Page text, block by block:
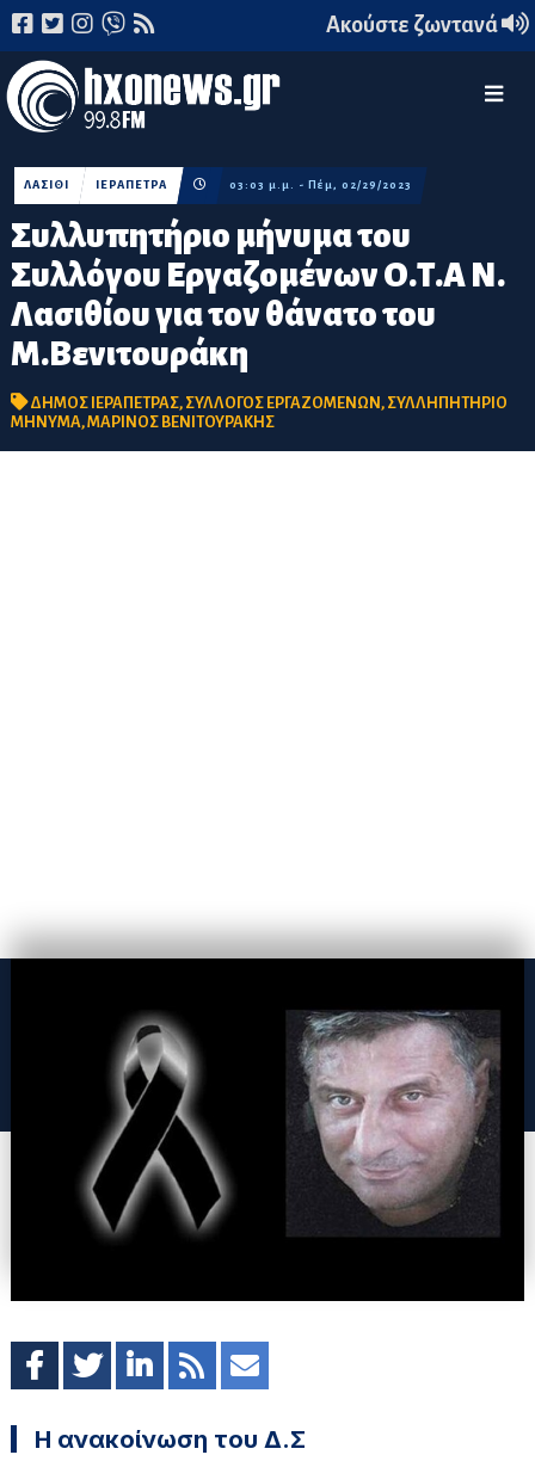
Ακούστε ζωντανά
Συλλυπητήριο μήνυμα του
Συλλόγου Εργαζομένων Ο.Τ.Α Ν.
Λασιθίου για τον θάνατο του
Μ.Βενιτουράκη
ΛΑΣΙΘΙ ΙΕΡΑΠΕΤΡΑ 03:03 μ.μ. - Πέμ, 02/29/2023
ΔΗΜΟΣ ΙΕΡΑΠΕΤΡΑΣ, ΣΥΛΛΟΓΟΣ ΕΡΓΑΖΟΜΕΝΩΝ, ΣΥΛΛΗΠΗΤΗΡΙΟ
ΜΗΝΥΜΑ,ΜΑΡΙΝΟΣ ΒΕΝΙΤΟΥΡΑΚΗΣ
Η ανακοίνωση του Δ.Σ